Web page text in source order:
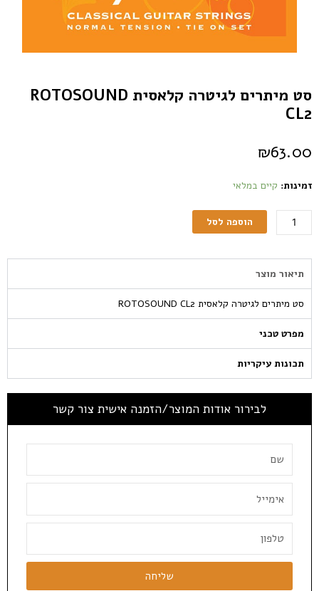
סט מיתרים לגיטרה קלאסית ROTOSOUND
CL2
₪63.00
זמינות: קיים במלאי
הוספה לסל
תיאור מוצר
סט מיתרים לגיטרה קלאסית ROTOSOUND CL2
מפרט טכני
תכונות עיקריות
לבירור אודות המוצר/הזמנה אישית צור קשר
שליחה